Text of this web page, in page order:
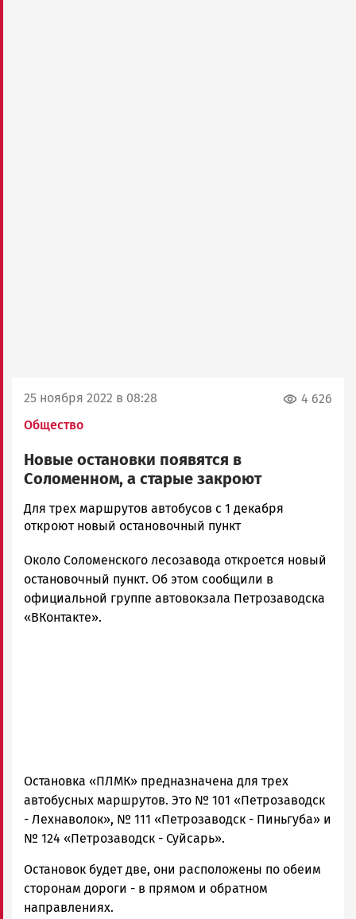
25 ноября 2022 в 08:28
Общество
4 626
Новые остановки появятся в
Соломенном, а старые закроют
Корректор
Новости
и
Карелии
|
Петрозаводск
Для трех маршрутов автобусов с 1 декабря
откроют новый остановочный пункт
Около Соломенского лесозавода откроется новый
остановочный пункт. Об этом сообщили в
официальной группе автовокзала Петрозаводска
«ВКонтакте».
Остановка «ПЛМК» предназначена для трех
автобусных маршрутов. Это № 101 «Петрозаводск
- Лехнаволок», № 111 «Петрозаводск - Пиньгуба» и
№ 124 «Петрозаводск - Суйсарь».
Остановок будет две, они расположены по обеим
сторонам дороги - в прямом и обратном
направлениях.